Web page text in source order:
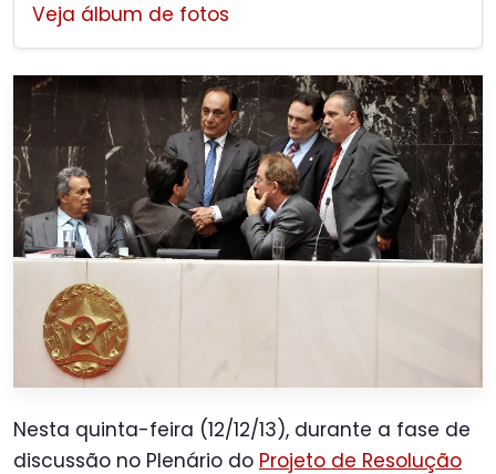
Veja álbum de fotos
Nesta quinta-feira (12/12/13), durante a fase de
discussão no Plenário do Projeto de Resolução